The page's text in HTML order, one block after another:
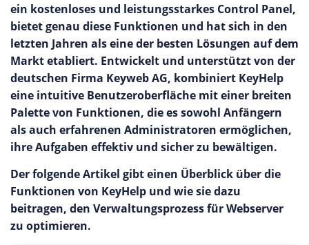
ein kostenloses und leistungsstarkes Control Panel,
bietet genau diese Funktionen und hat sich in den
letzten Jahren als eine der besten Lösungen auf dem
Markt etabliert. Entwickelt und unterstützt von der
deutschen Firma Keyweb AG, kombiniert KeyHelp
eine intuitive Benutzeroberfläche mit einer breiten
Palette von Funktionen, die es sowohl Anfängern
als auch erfahrenen Administratoren ermöglichen,
ihre Aufgaben effektiv und sicher zu bewältigen.
Der folgende Artikel gibt einen Überblick über die
Funktionen von KeyHelp und wie sie dazu
beitragen, den Verwaltungsprozess für Webserver
zu optimieren.